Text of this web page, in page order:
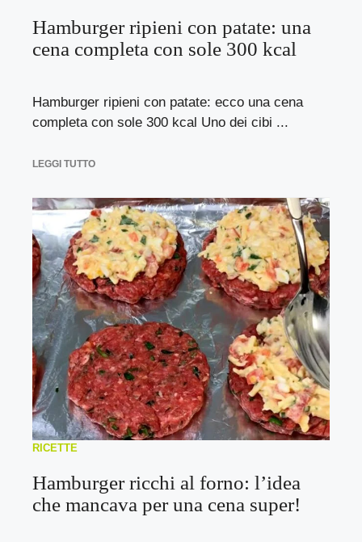
Hamburger ripieni con patate: una
cena completa con sole 300 kcal
Hamburger ripieni con patate: ecco una cena
completa con sole 300 kcal Uno dei cibi ...
LEGGI TUTTO
RICETTE
Hamburger ricchi al forno: l’idea
che mancava per una cena super!